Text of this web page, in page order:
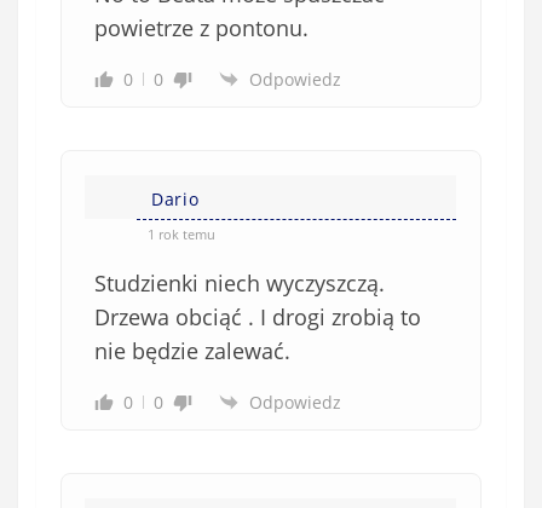
powietrze z pontonu.
0 0 Odpowiedz
Dario
1 rok temu
Studzienki niech wyczyszczą.
Drzewa obciąć . I drogi zrobią to
nie będzie zalewać.
0 0 Odpowiedz